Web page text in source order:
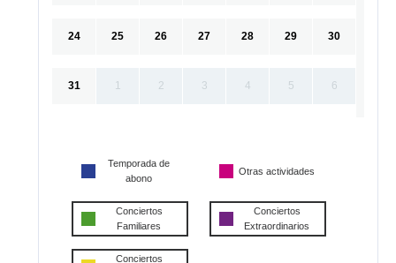
24 25 26 27 28 29 30
31 1 2 3 4 5 6
Temporada de
abono
Otras actividades
Conciertos
Familiares
Conciertos
Extraordinarios
Conciertos